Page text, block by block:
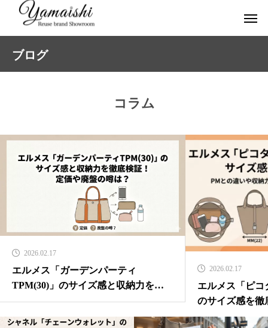
ブログ
コラム
2026.02.17
エルメス「ガーデンパーティ
TPM(30)」のサイズ感と収納力を徹
底検証！定価や廃盤の噂は？
2026.02.17
エルメス「ピ
のサイズ感を徹
や収納力、最新